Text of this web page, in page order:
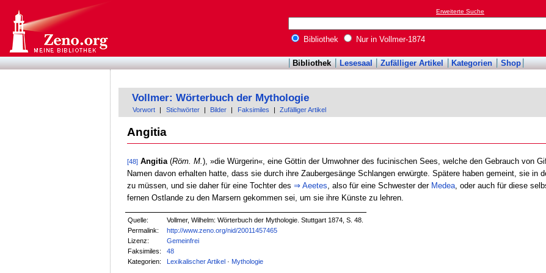
Erweiterte Suche
Bibliothek Nur in Vollmer-1874
Bibliothek Lesesaal Zufälliger Artikel Kategorien Shop
Vollmer: Wörterbuch der Mythologie
Vorwort Stichwörter Bilder Faksimiles Zufälliger Artikel
Angitia
[48] Angitia(Röm. M. ), »die Würgerin«, eine Göttin der Umwohner des fucinischen Sees, welche den Gebrauch von
Namen davon erhalten hatte, dass sie durch ihre Zaubergesänge Schlangen erwürgte. Spätere haben gemeint, sie in
zu müssen, und sie daher für eine Tochter des ⇒ Aeetes , also für eine Schwester der Medea, oder auch für diese
fernen Ostlande zu den Marsern gekommen sei, um sie ihre Künste zu lehren.
Quelle:
Vollmer, Wilhelm: Wörterbuch der Mythologie. Stuttgart 1874, S. 48.
Permalink:
http://www.zeno.org/nid/20011457465
Lizenz:
Gemeinfrei
Faksimiles:
48
Kategorien:
Lexikalischer Artikel · Mythologie